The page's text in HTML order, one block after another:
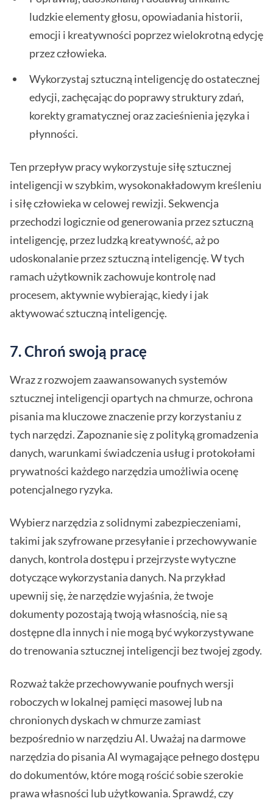
ludzkie elementy głosu, opowiadania historii,
emocji i kreatywności poprzez wielokrotną edycję
przez człowieka.
Wykorzystaj sztuczną inteligencję do ostatecznej
edycji, zachęcając do poprawy struktury zdań,
korekty gramatycznej oraz zacieśnienia języka i
płynności.
Ten przepływ pracy wykorzystuje siłę sztucznej
inteligencji w szybkim, wysokonakładowym kreśleniu
i siłę człowieka w celowej rewizji. Sekwencja
przechodzi logicznie od generowania przez sztuczną
inteligencję, przez ludzką kreatywność, aż po
udoskonalanie przez sztuczną inteligencję. W tych
ramach użytkownik zachowuje kontrolę nad
procesem, aktywnie wybierając, kiedy i jak
aktywować sztuczną inteligencję.
7.Chroń swoją pracę
Wraz z rozwojem zaawansowanych systemów
sztucznej inteligencji opartych na chmurze, ochrona
pisania ma kluczowe znaczenie przy korzystaniu z
tych narzędzi. Zapoznanie się z polityką gromadzenia
danych, warunkami świadczenia usług i protokołami
prywatności każdego narzędzia umożliwia ocenę
potencjalnego ryzyka.
Wybierz narzędzia z solidnymi zabezpieczeniami,
takimi jak szyfrowane przesyłanie i przechowywanie
danych, kontrola dostępu i przejrzyste wytyczne
dotyczące wykorzystania danych. Na przykład
upewnij się, że narzędzie wyjaśnia, że twoje
dokumenty pozostają twoją własnością, nie są
dostępne dla innych i nie mogą być wykorzystywane
do trenowania sztucznej inteligencji bez twojej zgody.
Rozważ także przechowywanie poufnych wersji
roboczych w lokalnej pamięci masowej lub na
chronionych dyskach w chmurze zamiast
bezpośrednio w narzędziu AI. Uważaj na darmowe
narzędzia do pisania AI wymagające pełnego dostępu
do dokumentów, które mogą rościć sobie szerokie
prawa własności lub użytkowania. Sprawdź, czy